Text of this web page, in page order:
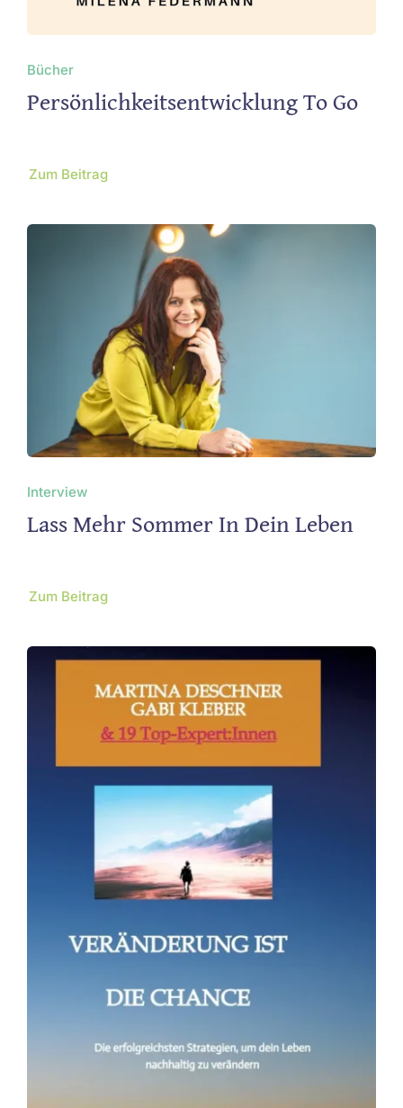
Bücher
Persönlichkeitsentwicklung To Go
Zum Beitrag
Interview
Lass Mehr Sommer In Dein Leben
Zum Beitrag